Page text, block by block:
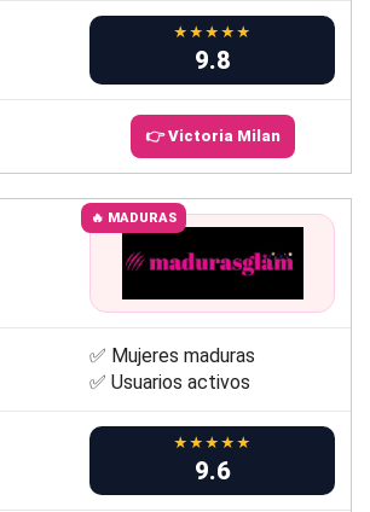
★★★★★
9.8
👉 Victoria Milan
🔥 MADURAS
✅ Mujeres maduras
✅ Usuarios activos
★★★★★
9.6